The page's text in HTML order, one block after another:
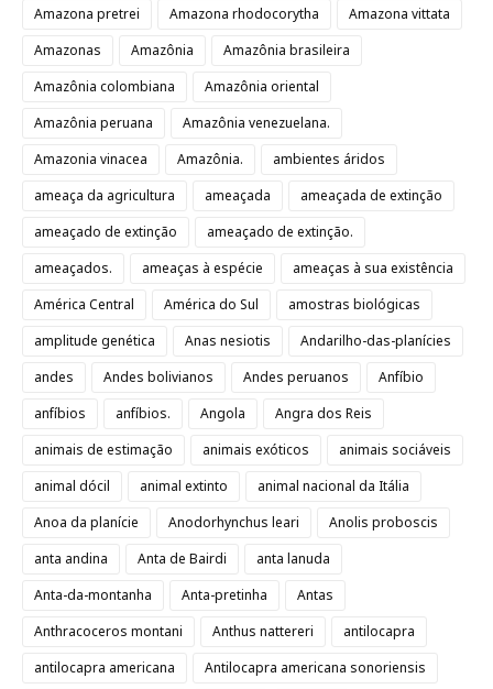
Amazona pretrei
Amazona rhodocorytha
Amazona vittata
Amazonas
Amazônia
Amazônia brasileira
Amazônia colombiana
Amazônia oriental
Amazônia peruana
Amazônia venezuelana.
Amazonia vinacea
Amazônia.
ambientes áridos
ameaça da agricultura
ameaçada
ameaçada de extinção
ameaçado de extinção
ameaçado de extinção.
ameaçados.
ameaças à espécie
ameaças à sua existência
América Central
América do Sul
amostras biológicas
amplitude genética
Anas nesiotis
Andarilho-das-planícies
andes
Andes bolivianos Andes peruanos
Anfíbio
anfíbios
anfíbios. Angola
Angra dos Reis
animais de estimação
animais exóticos
animais sociáveis
animal dócil
animal extinto
animal nacional da Itália
Anoa da planície
Anodorhynchus leari
Anolis proboscis
anta andina
Anta de Bairdi
anta lanuda
Anta-da-montanha
Anta-pretinha
Antas
Anthracoceros montani
Anthus nattereri
antilocapra
antilocapra americana
Antilocapra americana sonoriensis